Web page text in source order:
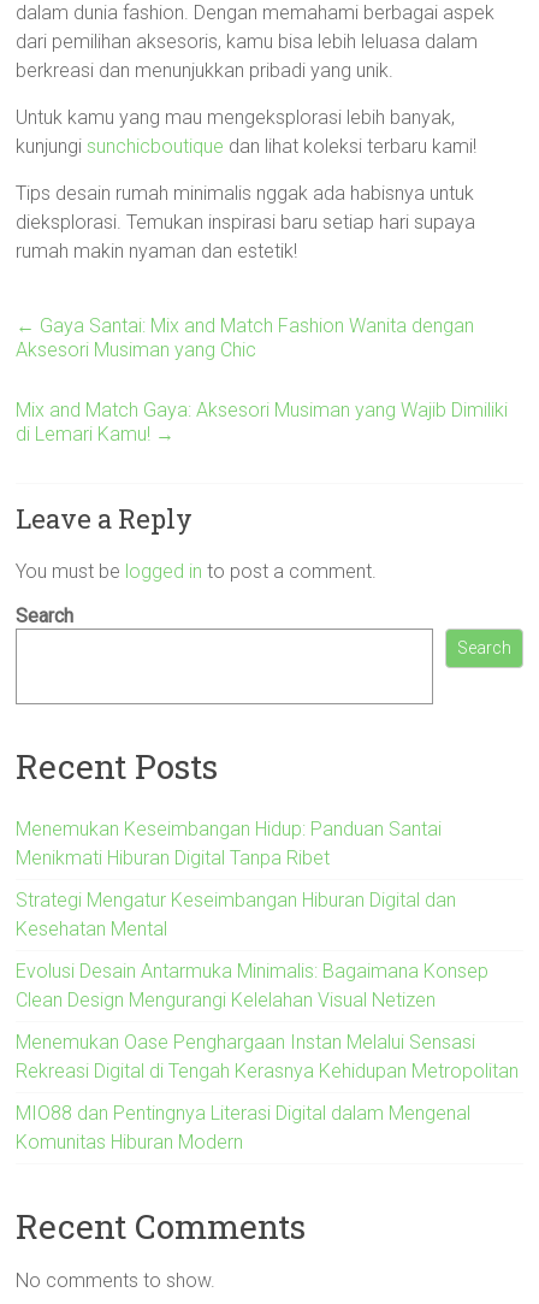
dalam dunia fashion. Dengan memahami berbagai aspek
dari pemilihan aksesoris, kamu bisa lebih leluasa dalam
berkreasi dan menunjukkan pribadi yang unik.
Untuk kamu yang mau mengeksplorasi lebih banyak,
kunjungi sunchicboutique dan lihat koleksi terbaru kami!
Tips desain rumah minimalis nggak ada habisnya untuk
dieksplorasi. Temukan inspirasi baru setiap hari supaya
rumah makin nyaman dan estetik!
← Gaya Santai: Mix and Match Fashion Wanita dengan
Aksesori Musiman yang Chic
Mix and Match Gaya: Aksesori Musiman yang Wajib Dimiliki
di Lemari Kamu! →
Leave a Reply
You must be logged in to post a comment.
Search
Search
Recent Posts
Menemukan Keseimbangan Hidup: Panduan Santai
Menikmati Hiburan Digital Tanpa Ribet
Strategi Mengatur Keseimbangan Hiburan Digital dan
Kesehatan Mental
Evolusi Desain Antarmuka Minimalis: Bagaimana Konsep
Clean Design Mengurangi Kelelahan Visual Netizen
Menemukan Oase Penghargaan Instan Melalui Sensasi
Rekreasi Digital di Tengah Kerasnya Kehidupan Metropolitan
MIO88 dan Pentingnya Literasi Digital dalam Mengenal
Komunitas Hiburan Modern
Recent Comments
No comments to show.